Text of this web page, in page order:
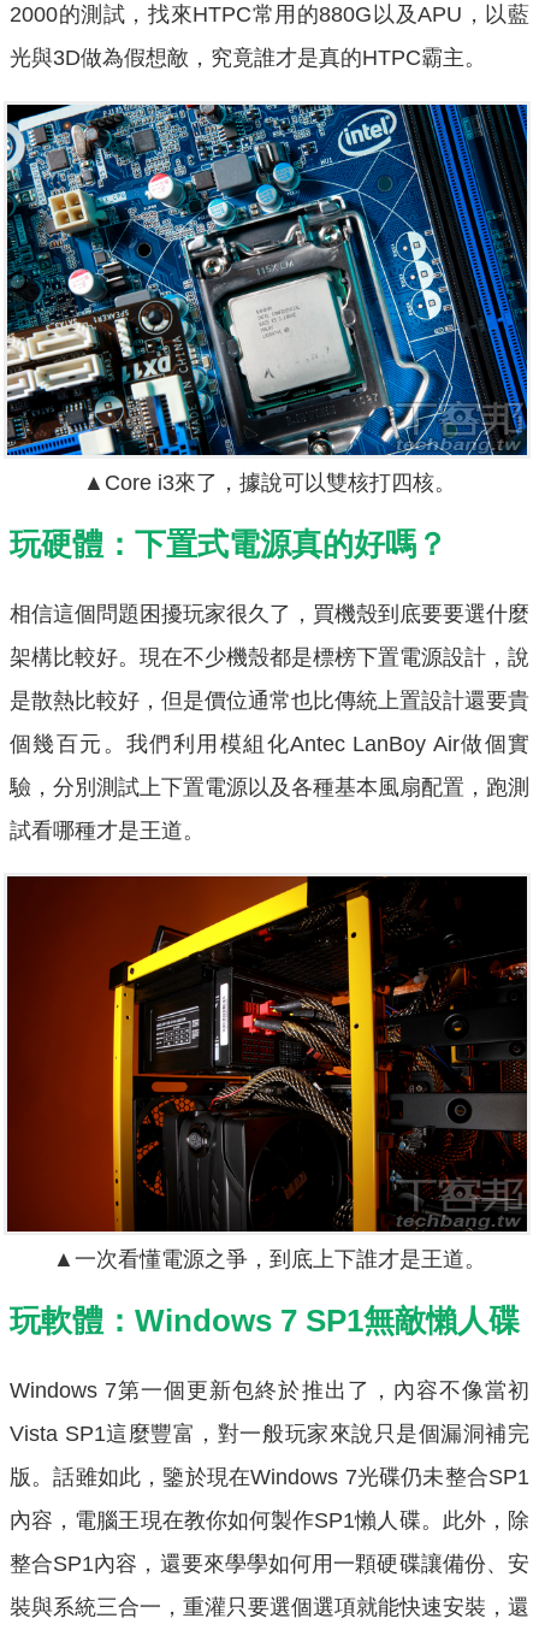
2000的測試，找來HTPC常用的880G以及APU，以藍
光與3D做為假想敵，究竟誰才是真的HTPC霸主。
▲Core i3來了，據說可以雙核打四核。
玩硬體：下置式電源真的好嗎？
相信這個問題困擾玩家很久了，買機殼到底要要選什麼
架構比較好。現在不少機殼都是標榜下置電源設計，說
是散熱比較好，但是價位通常也比傳統上置設計還要貴
個幾百元。我們利用模組化Antec LanBoy Air做個實
驗，分別測試上下置電源以及各種基本風扇配置，跑測
試看哪種才是王道。
▲一次看懂電源之爭，到底上下誰才是王道。
玩軟體：Windows 7 SP1無敵懶人碟
Windows 7第一個更新包終於推出了，內容不像當初
Vista SP1這麼豐富，對一般玩家來說只是個漏洞補完
版。話雖如此，鑒於現在Windows 7光碟仍未整合SP1
內容，電腦王現在教你如何製作SP1懶人碟。此外，除
整合SP1內容，還要來學學如何用一顆硬碟讓備份、安
裝與系統三合一，重灌只要選個選項就能快速安裝，還